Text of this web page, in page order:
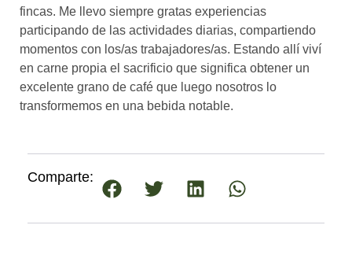
fincas. Me llevo siempre gratas experiencias
participando de las actividades diarias, compartiendo
momentos con los/as trabajadores/as. Estando allí viví
en carne propia el sacrificio que significa obtener un
excelente grano de café que luego nosotros lo
transformemos en una bebida notable.
Comparte: